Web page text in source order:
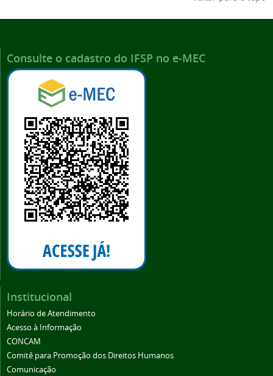
Consulte o cadastro do IFSP no e-MEC
Institucional
Horário de Atendimento
Acesso à Informação
CONCAM
Comitê para Promoção dos Direitos Humanos
Comunicação